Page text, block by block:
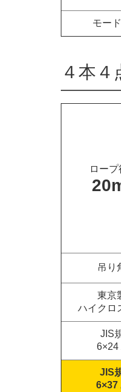
モー
４本
ロー
吊り
東京
ハイクロ
JIS
6×24
JIS
6×37